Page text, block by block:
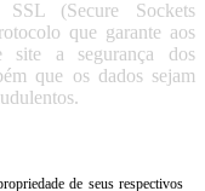
(Secure Sockets
que garante aos
site a segurança dos
que os dados sejam
de seus respectivos